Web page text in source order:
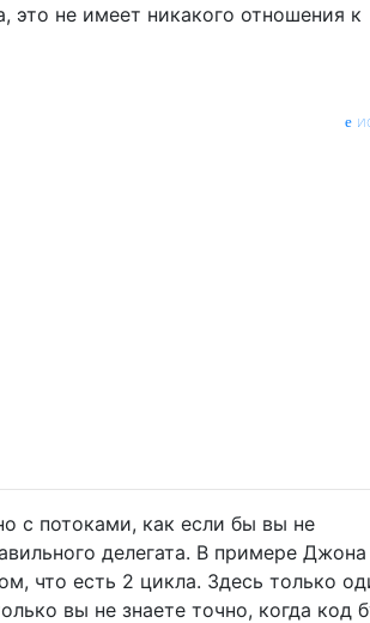
это не имеет никакого отношения к
с потоками, как если бы вы не
делегата. В примере Джона
что есть 2 цикла. Здесь только
вы не знаете точно, когда код